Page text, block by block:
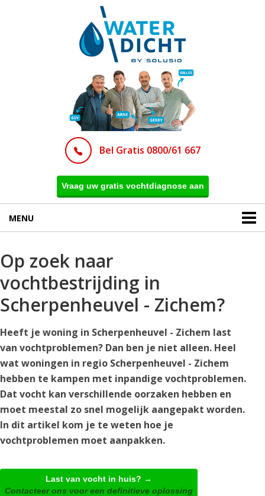
Bel Gratis 0800/61 667
Vraag uw gratis vochtdiagnose aan
MENU
Op zoek naar
vochtbestrijding in
Scherpenheuvel - Zichem?
Heeft je woning in Scherpenheuvel - Zichem last
van vochtproblemen? Dan ben je niet alleen. Heel
wat woningen in regio Scherpenheuvel - Zichem
hebben te kampen met inpandige vochtproblemen.
Dat vocht kan verschillende oorzaken hebben en
moet meestal zo snel mogelijk aangepakt worden.
In dit artikel kom je te weten hoe je
vochtproblemen moet aanpakken.
Last van vocht in huis? →
Contacteer ons voor een definitieve oplossing